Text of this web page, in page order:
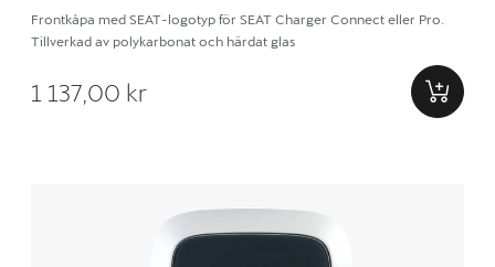
Frontkåpa med SEAT-logotyp för SEAT Charger Connect eller Pro.
Tillverkad av polykarbonat och härdat glas
1 137,00 kr